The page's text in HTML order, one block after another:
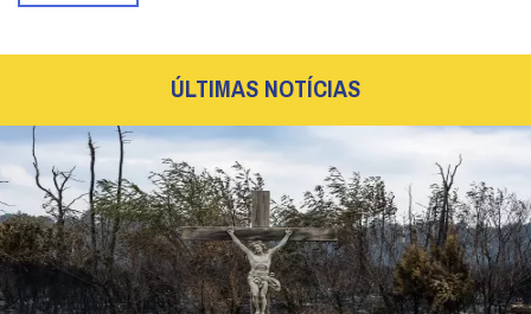
ÚLTIMAS NOTÍCIAS